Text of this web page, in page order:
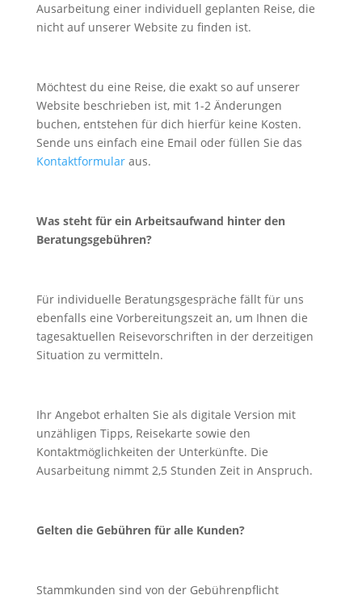
Ausarbeitung einer individuell geplanten Reise, die
nicht auf unserer Website zu finden ist.
Möchtest du eine Reise, die exakt so auf unserer
Website beschrieben ist, mit 1-2 Änderungen
buchen, entstehen für dich hierfür keine Kosten.
Sende uns einfach eine Email oder füllen Sie das
Kontaktformularaus.
Was steht für ein Arbeitsaufwand hinter den
Beratungsgebühren?
Für individuelle Beratungsgespräche fällt für uns
ebenfalls eine Vorbereitungszeit an, um Ihnen die
tagesaktuellen Reisevorschriften in der derzeitigen
Situation zu vermitteln.
Ihr Angebot erhalten Sie als digitale Version mit
unzähligen Tipps, Reisekarte sowie den
Kontaktmöglichkeiten der Unterkünfte. Die
Ausarbeitung nimmt 2,5 Stunden Zeit in Anspruch.
Gelten die Gebühren für alle Kunden?
Stammkunden sind von der Gebührenpflicht